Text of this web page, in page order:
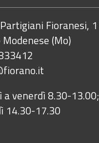
Fioranesi, 1
(Mo)
a venerdì 8.30-13.00;
14.30-17.30